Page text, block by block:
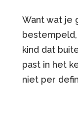
Want wat je
kind dat
past in het
niet per